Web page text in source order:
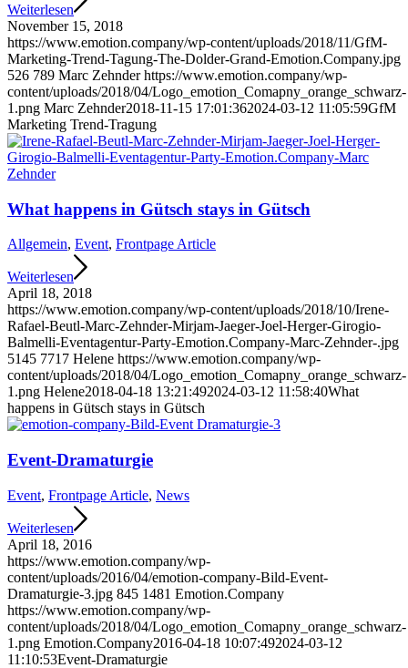
Weiterlesen
November 15, 2018
https://www.emotion.company/wp-content/uploads/2018/11/GfM-
Marketing-Trend-Tagung-The-Dolder-Grand-Emotion.Company.jpg
526 789 Marc Zehnder https://www.emotion.company/wp-
content/uploads/2018/04/Logo_emotion_Comapny_orange_schwarz-
1.png Marc Zehnder2018-11-15 17:01:362024-03-12 11:05:59GfM
Marketing Trend-Tragung
What happens in Gütsch stays in Gütsch
Allgemein, Event, Frontpage Article
Weiterlesen
April 18, 2018
https://www.emotion.company/wp-content/uploads/2018/10/Irene-
Rafael-Beutl-Marc-Zehnder-Mirjam-Jaeger-Joel-Herger-Girogio-
Balmelli-Eventagentur-Party-Emotion.Company-Marc-Zehnder-.jpg
5145 7717 Helene https://www.emotion.company/wp-
content/uploads/2018/04/Logo_emotion_Comapny_orange_schwarz-
1.png Helene2018-04-18 13:21:492024-03-12 11:58:40What
happens in Gütsch stays in Gütsch
Event-Dramaturgie
Event, Frontpage Article, News
Weiterlesen
April 18, 2016
https://www.emotion.company/wp-
content/uploads/2016/04/emotion-company-Bild-Event-
Dramaturgie-3.jpg 845 1481 Emotion.Company
https://www.emotion.company/wp-
content/uploads/2018/04/Logo_emotion_Comapny_orange_schwarz-
1.png Emotion.Company2016-04-18 10:07:492024-03-12
11:10:53Event-Dramaturgie